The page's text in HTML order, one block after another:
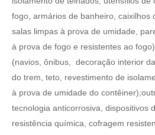
fogo, armários de banheiro, caixilhos
salas limpas à prova de umidade,
à prova de fogo e resistentes ao
(navios, ônibus, decoração interior
do trem, teto, revestimento de
à prova de umidade do
tecnologia anticorrosiva, dispositivos
resistência química, cofragem